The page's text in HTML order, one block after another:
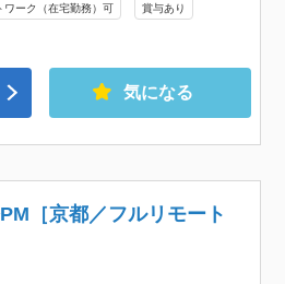
ワーク（在宅勤務）可 賞与あり
気になる
［京都／フルリモート